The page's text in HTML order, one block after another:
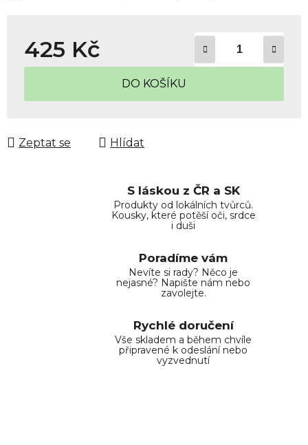
425 Kč
Měrná cena:
DO KOŠÍKU
Zeptat se Hlídat
S láskou z ČR a SK
Produkty od lokálních tvůrců.
Kousky, které potěší oči, srdce
i duši
Poradíme vám
Nevíte si rady? Něco je
nejasné? Napište nám nebo
zavolejte.
Rychlé doručení
Vše skladem a během chvíle
připravené k odeslání nebo
vyzvednutí